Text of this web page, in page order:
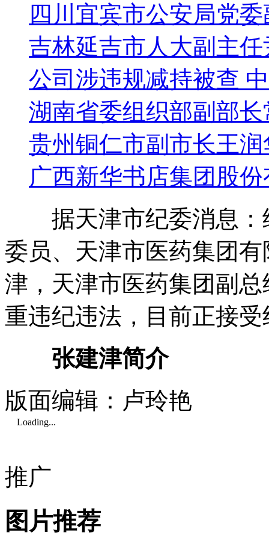
四川宜宾市公安局党
吉林延吉市人大副主
公司涉违规减持被查
湖南省委组织部副部
贵州铜仁市副市长王
广西新华书店集团股
据天津市纪委消息：
委员、天津市医药集团
津，天津市医药集团副
重违纪违法，目前正接
张建津简介
版面编辑：卢玲艳
Loading...
推广
图片推荐